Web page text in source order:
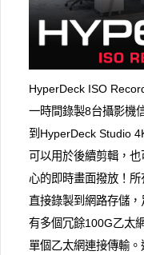
HyperDeck ISO
一時間錄製8台攝影機
到HyperDeck Studio
可以用於後續剪輯，
心的即時畫面撥放！
直接錄製到網路存儲
有多個冗餘100G乙太
單個乙太網連接傳輸